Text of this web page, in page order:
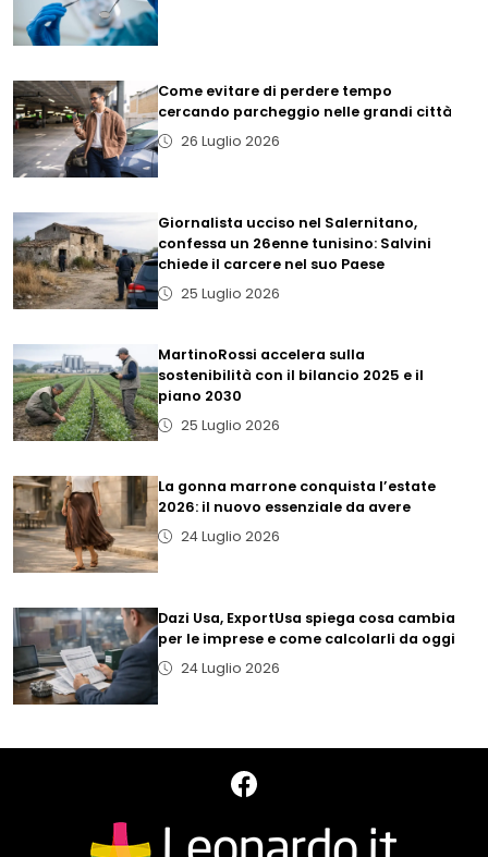
Come evitare di perdere tempo
cercando parcheggio nelle grandi città
26 Luglio 2026
Giornalista ucciso nel Salernitano,
confessa un 26enne tunisino: Salvini
chiede il carcere nel suo Paese
25 Luglio 2026
MartinoRossi accelera sulla
sostenibilità con il bilancio 2025 e il
piano 2030
25 Luglio 2026
La gonna marrone conquista l’estate
2026: il nuovo essenziale da avere
24 Luglio 2026
Dazi Usa, ExportUsa spiega cosa cambia
per le imprese e come calcolarli da oggi
24 Luglio 2026